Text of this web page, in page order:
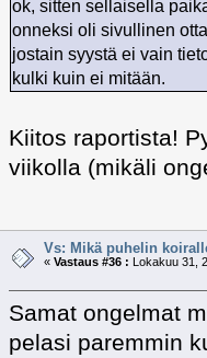
ok, sitten sellaisella
onneksi oli sivullinen
jostain syystä ei vain
kulki kuin ei mitään.
Kiitos raportista!
viikolla (mikäli
Vs: Mikä puhelin
«Vastaus #36 : Lokakuu 31,
Samat ongelmat
pelasi paremmin